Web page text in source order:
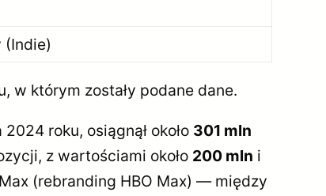
(Indie)
w którym zostały podane dane.
roku, osiągnął około 301 mln
z wartościami około 200 mln i
(rebranding HBO Max) — między